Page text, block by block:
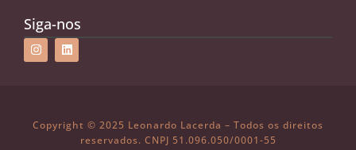
Siga-nos
Copyright © 2025 Leonardo Lacerda – Todos os direitos
reservados. CNPJ 51.096.050/0001-55